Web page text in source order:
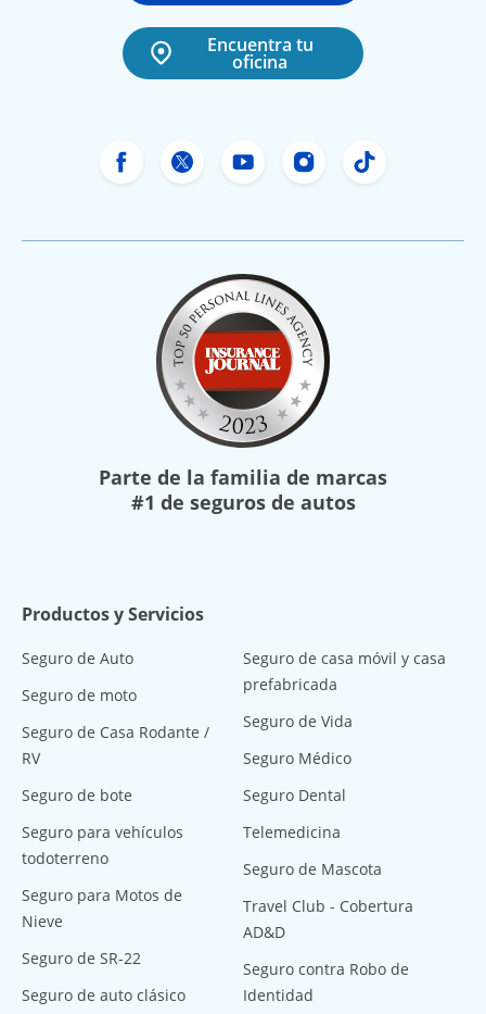
Encuentra tu
oficina
Facebook de Freeway Insurance
Twitter de Freeway Insurance
YouTube de Freeway
Instagram
TikTok
Parte de la familia de marcas
#1 de seguros de autos
Productos y Servicios
Seguro de Auto
Seguro de moto
Seguro de Casa Rodante /
RV
Seguro de bote
Seguro para vehículos
todoterreno
Seguro para Motos de
Nieve
Seguro de SR-22
Seguro de auto clásico
Seguro de casa móvil y casa
prefabricada
Seguro de Vida
Seguro Médico
Seguro Dental
Telemedicina
Seguro de Mascota
Travel Club - Cobertura
AD&D
Seguro contra Robo de
Identidad